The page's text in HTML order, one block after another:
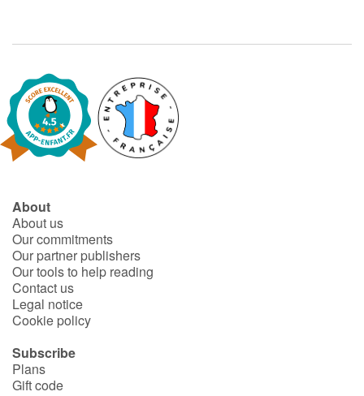
About
About us
Our commitments
Our partner publishers
Our tools to help reading
Contact us
Legal notice
Cookie policy
Subscribe
Plans
Gift code